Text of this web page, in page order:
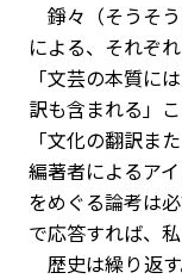
錚々（そうそ
による、それぞ
「文芸の本質に
訳も含まれる」
「文化の翻訳ま
編著者によるア
をめぐる論考は
で応答すれば、
歴史は繰り返